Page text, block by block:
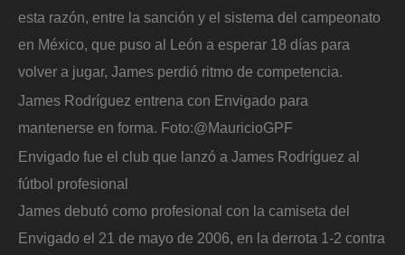
esta razón, entre la sanción y el sistema del campeonato
en México, que puso al León a esperar 18 días para
volver a jugar, James perdió ritmo de competencia.
James Rodríguez entrena con Envigado para
mantenerse en forma. Foto:@MauricioGPF
Envigado fue el club que lanzó a James Rodríguez al
fútbol profesional
James debutó como profesional con la camiseta del
Envigado el 21 de mayo de 2006, en la derrota 1-2 contra